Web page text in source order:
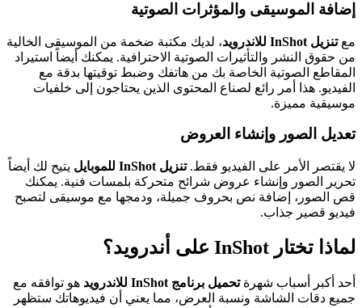
إضافة الموسيقى والمؤثرات الصوتية
معتنزيل InShot للاندرويد
، لديك مكتبة ضخمة من الموسيقى الخالية
من حقوق النشر والتأثيرات الصوتية الاحترافية. يمكنك أيضاً استيراد
المقاطع الصوتية الخاصة بك من هاتفك وضبط توقيتها بدقة مع
الفيديو. هذا أمر رائع لصناع المحتوى الذين يحتاجون إلى خلفيات
موسيقية مميزة.
تعديل الصور وإنشاء العروض
لا يقتصر الأمر على الفيديو فقط.تنزيل InShot للموبايل
يتيح لك أيضاً
تحرير الصور وإنشاء عروض شرائح متحركة بلمسات فنية. يمكنك
قص الصور، إضافة نص بحروف جميلة، ودمجها مع موسيقى لتصبح
فيديو قصير جذاب.
لماذا تختار InShot على أندرويد؟
أحد أكبر أسباب شهرةتحميل برنامج InShot للاندرويد
هو توافقه مع
جميع دقات الشاشة ونسبة العرض، مما يعني أن فيديوهاتك ستظهر